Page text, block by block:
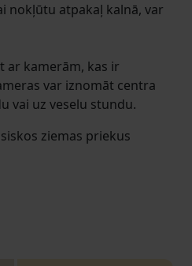
nokļūtu atpakaļ kalnā, var
ar kamerām, kas ir
var iznomāt centra
vai uz veselu stundu.
ziemas priekus